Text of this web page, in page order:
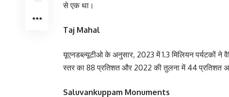
से एक था।
Taj Mahal
यूएनडब्ल्यूटीओ के अनुसार, 2023 में 1.3 मिलियन पर्यटकों ने
स्तर का 88 प्रतिशत और 2022 की तुलना में 44 प्रतिशत
Saluvankuppam Monuments